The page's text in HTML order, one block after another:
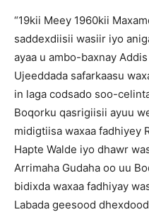
“19kii Meey 1960kii
saddexdiisii wasiir iyo
ayaa u ambo-baxnay
Ujeeddada safarkaasu
in laga codsado soo-
Boqorku qasrigiisii ayuu
midigtiisa waxaa fadhiyey
Hapte Walde iyo dhawr
Arrimaha Gudaha oo uu
bidixda waxaa fadhiyay
Labada geesood